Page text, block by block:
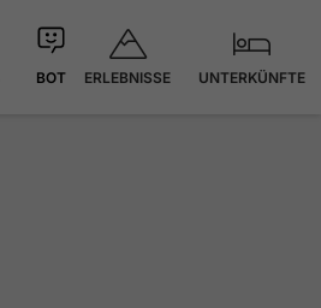
BOT ERLEBNISSE UNTERKÜNFTE